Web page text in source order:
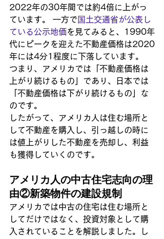
2022年の30年間では約4倍に上がっ
ています。 一方で 国土交通省が公表し
ている公示地価を見てみると、1990年
代にピークを迎えた不動産価格は2020
年には4分1程度に下落しています。
つまり、アメリカでは「不動産価格は
上がり続けるもの」であり、日本では
「不動産価格は下がり続けるもの」な
のです。
したがって、アメリカ人は住む場所と
して不動産を購入し、引っ越しの時に
は値上がりした不動産を売却し、利益
も獲得していくのです。
アメリカ人の中古住宅志向の理
由②新築物件の建設規制
アメリカでは中古の住宅は住む場所と
してだけではなく、投資対象として購
入されていることを解説しました。し